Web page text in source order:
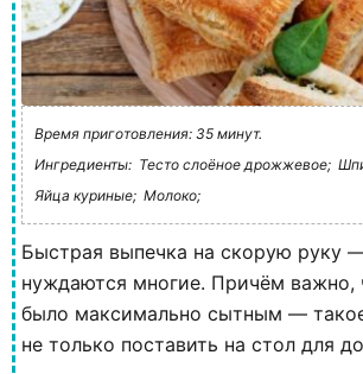
Время приготовления: 35 минут.
Ингредиенты: Тесто слоёное дрожжевое;
Яйца куриные; Молоко;
Быстрая выпечка на скорую руку
нуждаются многие. Причём важно,
было максимально сытным —
не только поставить на стол для